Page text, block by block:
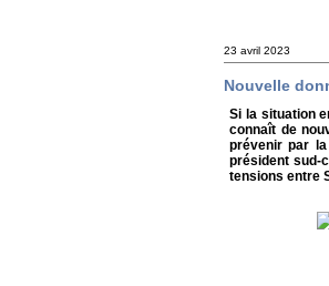
23 avril 2023
Nouvelle
Si la situation
connaît de
prévenir par
président sud-
tensions entre